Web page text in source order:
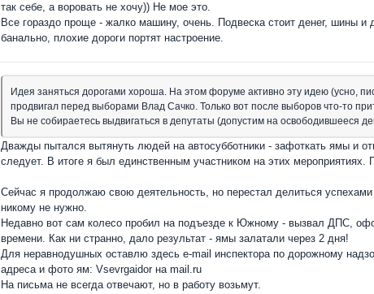
так себе, а воровать не хочу)) Не мое это.
Все гораздо проще - жалко машину, очень. Подвеска стоит денег, шины и
банально, плохие дороги портят настроение.
Идея заняться дорогами хороша. На этом форуме активно эту идею (усно,
продвигал перед выборами Влад Сачко. Только вот после выборов что-то
Вы не собираетесь выдвигаться в депутаты (допустим на освободившееся
Дважды пытался вытянуть людей на автосубботники - зафоткать ямы и
следует. В итоге я был единственным участником на этих мероприятиях.
Сейчас я продолжаю свою деятельность, но перестал делиться успехами
никому не нужно.
Недавно вот сам колесо пробил на подъезде к Южному - вызвал ДПС,
времени. Как ни странно, дало результат - ямы залатали через 2 дня!
Для неравнодушных оставлю здесь e-mail инспектора по дорожному
адреса и фото ям: Vsevrgaidor на mail.ru
На письма не всегда отвечают, но в работу возьмут.